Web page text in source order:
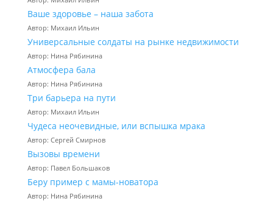
Ваше здоровье – наша забота
Автор: Михаил Ильин
Универсальные солдаты на рынке недвижимости
Автор: Нина Рябинина
Атмосфера бала
Автор: Нина Рябинина
Три барьера на пути
Автор: Михаил Ильин
Чудеса неочевидные, или вспышка мрака
Автор: Сергей Смирнов
Вызовы времени
Автор: Павел Большаков
Беру пример с мамы-новатора
Автор: Нина Рябинина